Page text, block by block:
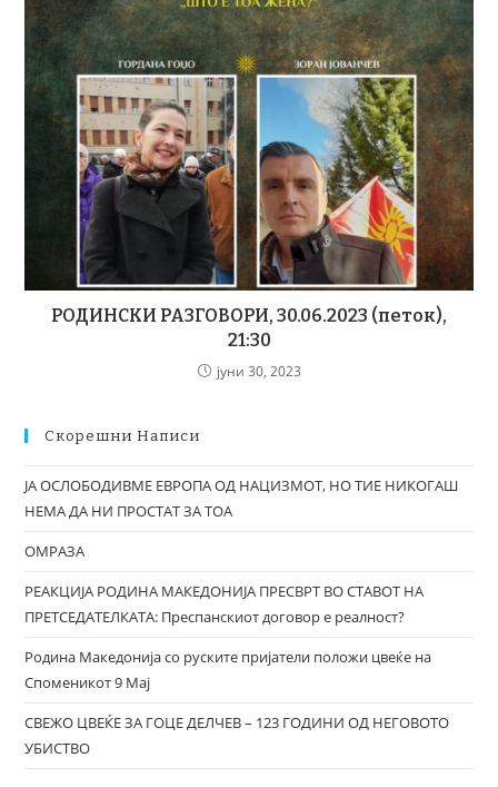
РОДИНСКИ РАЗГОВОРИ, 30.06.2023 (петок),
21:30
јуни 30, 2023
Скорешни Написи
ЈА ОСЛОБОДИВМЕ ЕВРОПА ОД НАЦИЗМОТ, НО ТИЕ НИКОГАШ
НЕМА ДА НИ ПРОСТАТ ЗА ТОА
ОМРАЗА
РЕАКЦИЈА РОДИНА МАКЕДОНИЈА ПРЕСВРТ ВО СТАВОТ НА
ПРЕТСЕДАТЕЛКАТА: Преспанскиот договор е реалност?
Родина Македонија со руските пријатели положи цвеќе на
Споменикот 9 Мај
СВЕЖО ЦВЕЌЕ ЗА ГОЦЕ ДЕЛЧЕВ – 123 ГОДИНИ ОД НЕГОВОТО
УБИСТВО